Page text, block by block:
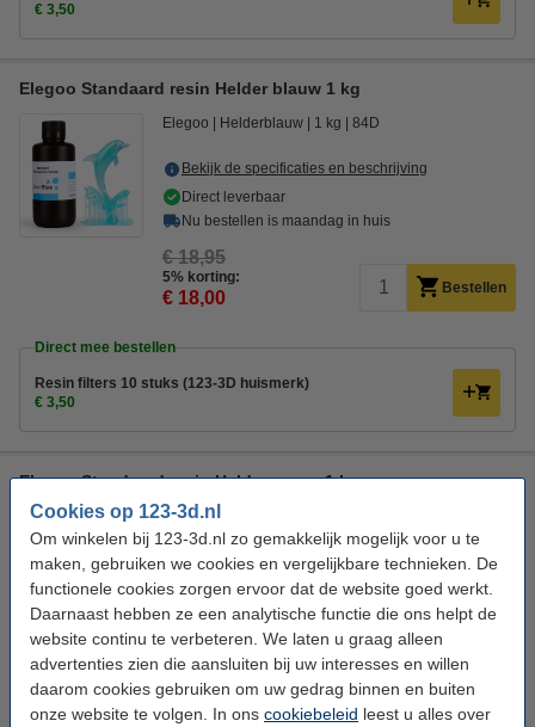
Cookies op 123-3d.nl
Om winkelen bij 123-3d.nl zo gemakkelijk mogelijk voor u te
maken, gebruiken we cookies en vergelijkbare technieken. De
functionele cookies zorgen ervoor dat de website goed werkt.
Daarnaast hebben ze een analytische functie die ons helpt de
website continu te verbeteren. We laten u graag alleen
advertenties zien die aansluiten bij uw interesses en willen
daarom cookies gebruiken om uw gedrag binnen en buiten
onze website te volgen. In ons cookiebeleid leest u alles over
€ 3,50
Elegoo Standaard resin Helder blauw 1 kg
Elegoo Helderblauw 1 kg 84D
Bekijk de specificaties en beschrijving
Direct leverbaar
Nu bestellen is maandag in huis
€ 18,95
5% korting:
€ 18,00 Bestellen
Direct mee bestellen
Resin filters 10 stuks (123-3D huismerk)
€ 3,50
Elegoo Standaard resin Helder groen 1 kg
Elegoo Groen
Bekijk de specificaties en beschrijving
Direct leverbaar
Nu bestellen is maandag in huis
€ 18,95
5% korting:
€ 18,00 Bestellen